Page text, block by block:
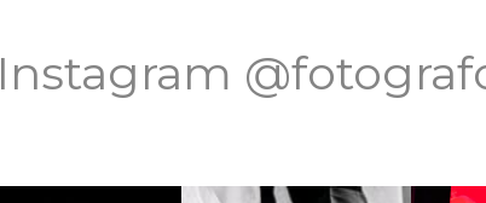
Instagram